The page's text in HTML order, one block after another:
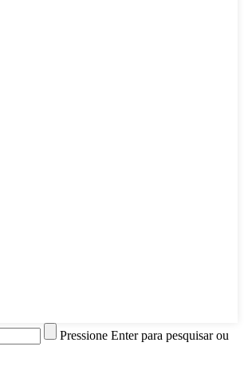
Pressione Enter para pesquisar ou